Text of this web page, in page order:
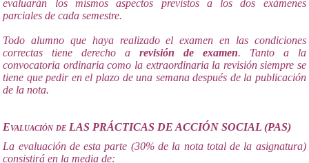
evaluarán los mismos aspectos previstos a los dos exámenes
parciales de cada semestre.
Todo alumno que haya realizado el examen en las condiciones
correctas tiene derecho arevisión de examen. Tanto a la
convocatoria ordinaria como la extraordinaria la revisión siempre se
tiene que pedir en el plazo de una semana después de la publicación
de la nota.
Evaluación de LAS PRÁCTICAS DE ACCIÓN SOCIAL (PAS)
La evaluación de esta parte (30% de la nota total de la asignatura)
consistirá en la media de: